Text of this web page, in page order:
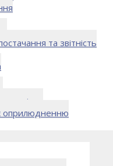
та звітність
оприлюдненню